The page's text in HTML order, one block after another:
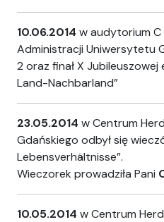
10.06.2014 w audytorium C
Administracji Uniwersytetu
2 oraz finał X
Land-Nachbarland”
23.05.2014 w Centrum
Gdańskiego odbył się
Lebensverhältnisse”.
Wieczorek prowadziła Pani
10.05.2014 w Centrum